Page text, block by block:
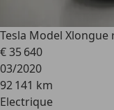
Tesla Model Xlongue
€ 35 640
03/2020
92 141 km
Electrique